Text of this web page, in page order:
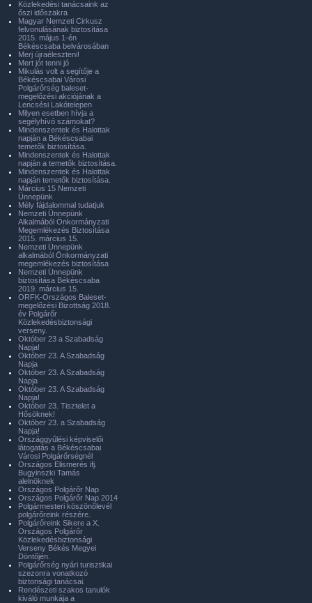
Közlekedési tanácsaink az
őszi időszakra
Magyar Nemzeti Cirkusz
felvonulásának biztosítása
2015. május 1-én
Békéscsaba belvárosában
Merj újraéleszteni!
Mert jót tenni jó
Mikulás volt a segítője a
Békéscsabai Városi
Polgárőrség baleset-
megelőzési akciójának a
Lencsési Lakótelepen
Milyen esetben hívja a
segélyhívó számokat?
Mindenszentek és Halottak
napján a Békéscsabai
temetők biztosítása.
Mindenszentek és Halottak
napján a temetők biztosítása.
Mindenszentek és Halottak
napján temetők biztosítása.
Március 15 Nemzeti
Ünnepünk
Mély fájdalommal tudatjuk
Nemzeti Ünnepünk
Alkalmából Önkormányzati
Megemlékezés Biztosítása
2015. március 15.
Nemzeti Ünnepünk
alkalmából Önkormányzati
megemlékezés biztosítása
Nemzeti Ünnepünk
biztosítása Békéscsaba
2019. március 15.
ORFK-Országos Baleset-
megelőzési Bizottság 2018.
év Polgárőr
Közlekedésbiztonsági
verseny.
Október 23 a Szabadság
Napja!
Október 23. A Szabadság
Napja
Október 23. A Szabadság
Napja
Október 23. A Szabadság
Napja!
Október 23. Tisztelet a
Hősöknek!
Október 23. a Szabadság
Napja!
Országgyűlési képviselői
látogatás a Békéscsabai
Városi Polgárőrségnél
Országos Elismerés ifj.
Bugyinszki Tamás
alelnöknek
Országos Polgárőr Nap
Országos Polgárőr Nap 2014
Polgármesteri köszönőlevél
polgárőreink részére.
Polgárőreink Sikere a X.
Országos Polgárőr
Közlekedésbiztonsági
Verseny Békés Megyei
Döntőjén.
Polgárőrség nyári turisztikai
szezonra vonatkozó
biztonsági tanácsai.
Rendészeti szakos tanulók
kiváló munkája a